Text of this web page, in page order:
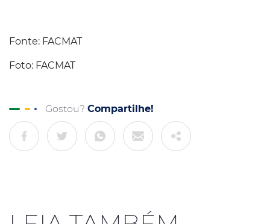
Fonte: FACMAT
Foto: FACMAT
Gostou? Compartilhe!